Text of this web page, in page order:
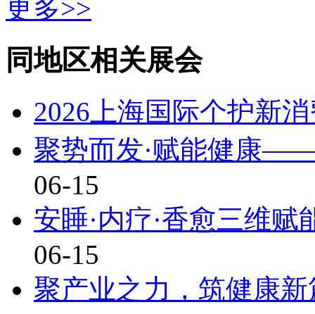
更多>>
同地区相关展会
2026上海国际个护新
聚势而发·赋能健康
06-15
安睡·内疗·香愈三维
06-15
聚产业之力，筑健康